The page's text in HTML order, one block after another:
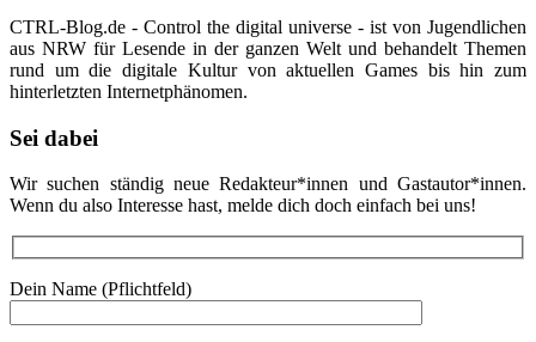
CTRL-Blog.de - Control the digital universe - ist von Jugendlichen
aus NRW für Lesende in der ganzen Welt und behandelt Themen
rund um die digitale Kultur von aktuellen Games bis hin zum
hinterletzten Internetphänomen.
Sei dabei
Wir suchen ständig neue Redakteur*innen und Gastautor*innen.
Wenn du also Interesse hast, melde dich doch einfach bei uns!
Dein Name (Pflichtfeld)